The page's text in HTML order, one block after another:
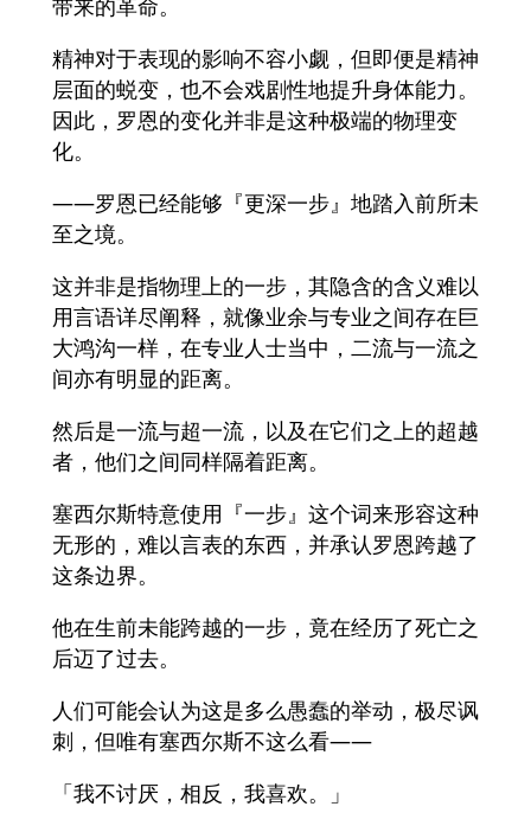
带来的革命。
精神对于表现的影响不容小觑，但即便是精神
层面的蜕变，也不会戏剧性地提升身体能力。
因此，罗恩的变化并非是这种极端的物理变
化。
——罗恩已经能够『更深一步』地踏入前所未
至之境。
这并非是指物理上的一步，其隐含的含义难以
用言语详尽阐释，就像业余与专业之间存在巨
大鸿沟一样，在专业人士当中，二流与一流之
间亦有明显的距离。
然后是一流与超一流，以及在它们之上的超越
者，他们之间同样隔着距离。
塞西尔斯特意使用『一步』这个词来形容这种
无形的，难以言表的东西，并承认罗恩跨越了
这条边界。
他在生前未能跨越的一步，竟在经历了死亡之
后迈了过去。
人们可能会认为这是多么愚蠢的举动，极尽讽
刺，但唯有塞西尔斯不这么看——
「我不讨厌，相反，我喜欢。」